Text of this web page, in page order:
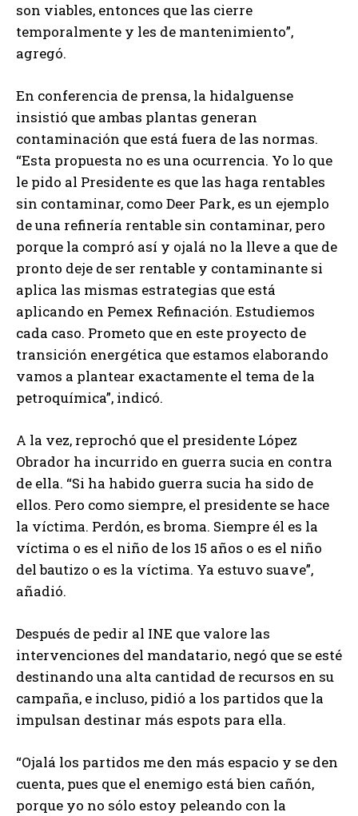
son viables, entonces que las cierre
temporalmente y les de mantenimiento”,
agregó.
En conferencia de prensa, la hidalguense
insistió que ambas plantas generan
contaminación que está fuera de las normas.
“Esta propuesta no es una ocurrencia. Yo lo que
le pido al Presidente es que las haga rentables
sin contaminar, como Deer Park, es un ejemplo
de una refinería rentable sin contaminar, pero
porque la compró así y ojalá no la lleve a que de
pronto deje de ser rentable y contaminante si
aplica las mismas estrategias que está
aplicando en Pemex Refinación. Estudiemos
cada caso. Prometo que en este proyecto de
transición energética que estamos elaborando
vamos a plantear exactamente el tema de la
petroquímica”, indicó.
A la vez, reprochó que el presidente López
Obrador ha incurrido en guerra sucia en contra
de ella. “Si ha habido guerra sucia ha sido de
ellos. Pero como siempre, el presidente se hace
la víctima. Perdón, es broma. Siempre él es la
víctima o es el niño de los 15 años o es el niño
del bautizo o es la víctima. Ya estuvo suave”,
añadió.
Después de pedir al INE que valore las
intervenciones del mandatario, negó que se esté
destinando una alta cantidad de recursos en su
campaña, e incluso, pidió a los partidos que la
impulsan destinar más espots para ella.
“Ojalá los partidos me den más espacio y se den
cuenta, pues que el enemigo está bien cañón,
porque yo no sólo estoy peleando con la